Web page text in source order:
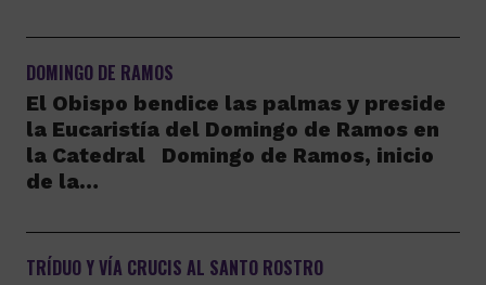
DOMINGO DE RAMOS
El Obispo bendice las palmas y preside
la Eucaristía del Domingo de Ramos en
la Catedral Domingo de Ramos, inicio
de la…
TRÍDUO Y VÍA CRUCIS AL SANTO ROSTRO